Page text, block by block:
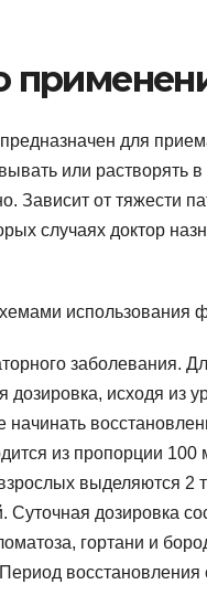
для
или
Зависит от тяжести
случаях доктор
использования
заболевания.
дозировка, исходя из
из пропорции
выделяются 2
дозировка
гортани и
восстановления